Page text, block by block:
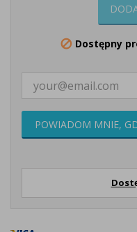
 Dostępny
POWIADOM MNIE,